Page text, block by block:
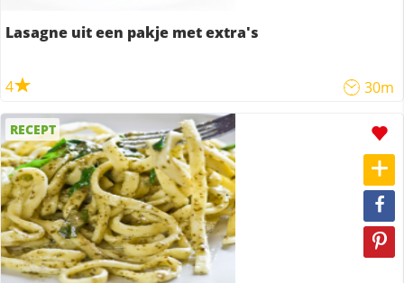
Lasagne uit een pakje met extra's
4 30m
RECEPT